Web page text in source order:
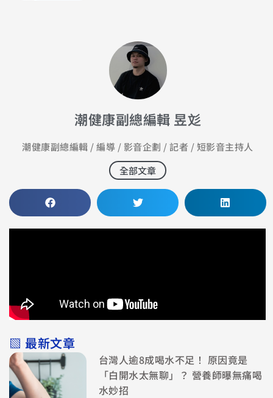
潮健康副總編輯 昱彣
潮健康副總編輯 / 編導 / 影音企劃 / 記者 / 短影音主持人
全部文章
▧ 最新文章
台灣人逾8成喝水不足！ 原因竟是
「白開水太無聊」？ 營養師曝無痛喝
水妙招